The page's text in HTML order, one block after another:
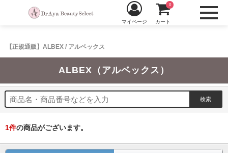
【正規通販】ALBEX / アルベックス
マイページ カート
0
ALBEX（アルベックス）
1件の商品がございます。